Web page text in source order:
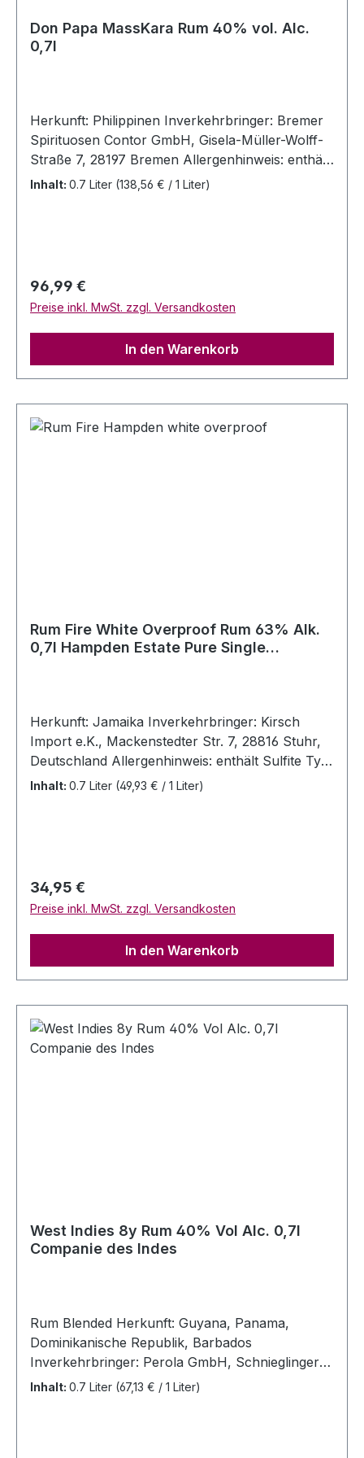
Don Papa MassKara Rum 40% vol. Alc.
0,7l
Herkunft: Philippinen Inverkehrbringer: Bremer
Spirituosen Contor GmbH, Gisela-Müller-Wolff-
Straße 7, 28197 Bremen Allergenhinweis: enthält
Sulfite enthält Farbstoff Zuckercouleur (E150c)
Inhalt: 0.7 Liter (138,56 € / 1 Liter)
Regulärer Preis:
96,99 €
Preise inkl. MwSt. zzgl. Versandkosten
In den Warenkorb
Rum Fire White Overproof Rum 63% Alk.
0,7l Hampden Estate Pure Single
Herkunft: Jamaika Inverkehrbringer: Kirsch
Import e.K., Mackenstedter Str. 7, 28816 Stuhr,
Deutschland Allergenhinweis: enthält Sulfite Typ:
Melasse Rum Farbe: klar Flascheninhalt: 0,7
würzig. Noten von Pfeffer und überreifen
tropischen Früchten. Nachklang: Lang,
ausgewogen und außergewöhnlich ausgeprägt
Inhalt: 0.7 Liter (49,93 € / 1 Liter)
Regulärer Preis:
34,95 €
Preise inkl. MwSt. zzgl. Versandkosten
In den Warenkorb
West Indies 8y Rum 40% Vol Alc. 0,7l
Companie des Indes
Rum Blended Herkunft: Guyana, Panama,
Dominikanische Republik, Barbados
Inverkehrbringer: Perola GmbH, Schnieglinger
Str. 245, 90427 Nürnberg Allergenhinweis:
Inhalt: 0.7 Liter (67,13 € / 1 Liter)